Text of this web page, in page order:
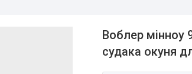
Воблер мінноу
судака окуня